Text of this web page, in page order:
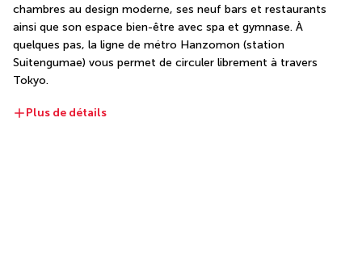
chambres au design moderne, ses neuf bars et restaurants
ainsi que son espace bien-être avec spa et gymnase. À
quelques pas, la ligne de métro Hanzomon (station
Suitengumae) vous permet de circuler librement à travers
Tokyo.
Plus de détails